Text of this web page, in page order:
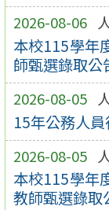
2026-08-06
本校115學年
師甄選錄取公
2026-08-05
15年公務人
2026-08-05
本校115學年
教師甄選錄取